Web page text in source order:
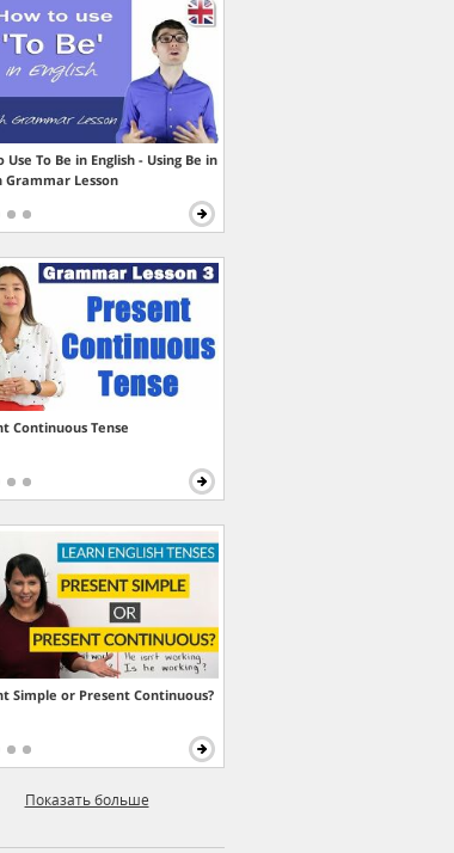
Use To Be in English - Using Be in
Grammar Lesson
Continuous Tense
Simple or Present Continuous?
Показать больше